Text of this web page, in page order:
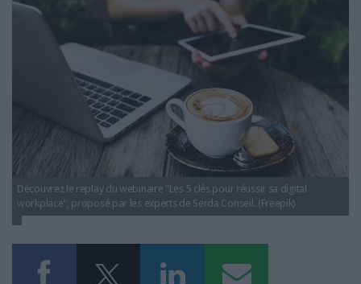
LES BASES DE DONNÉES
L'AGENDA
L'ANNUAIRE DES ACTEURS
LES LIVRES BLANCS
LES SUPPLÉMENTS
NOS OFFRES D'ABONNEMENTS
Découvrez le replay du webinaire "Les 5 clés pour réussir sa digital
workplace", proposé par les experts de Serda Conseil. (Freepik)